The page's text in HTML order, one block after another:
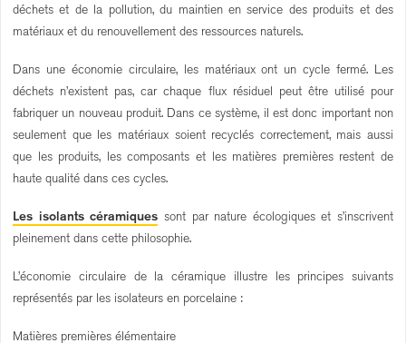
déchets et de la pollution, du maintien en service des produits et des
matériaux et du renouvellement des ressources naturels.
Dans une économie circulaire, les matériaux ont un cycle fermé. Les
déchets n’existent pas, car chaque flux résiduel peut être utilisé pour
fabriquer un nouveau produit. Dans ce système, il est donc important non
seulement que les matériaux soient recyclés correctement, mais aussi
que les produits, les composants et les matières premières restent de
haute qualité dans ces cycles.
Les isolants céramiques sont par nature écologiques et s’inscrivent
pleinement dans cette philosophie.
L’économie circulaire de la céramique illustre les principes suivants
représentés par les isolateurs en porcelaine :
Matières premières élémentaire